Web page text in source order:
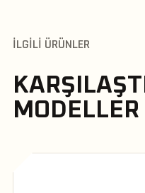
İLGILI ÜRÜNLER
MODELLER